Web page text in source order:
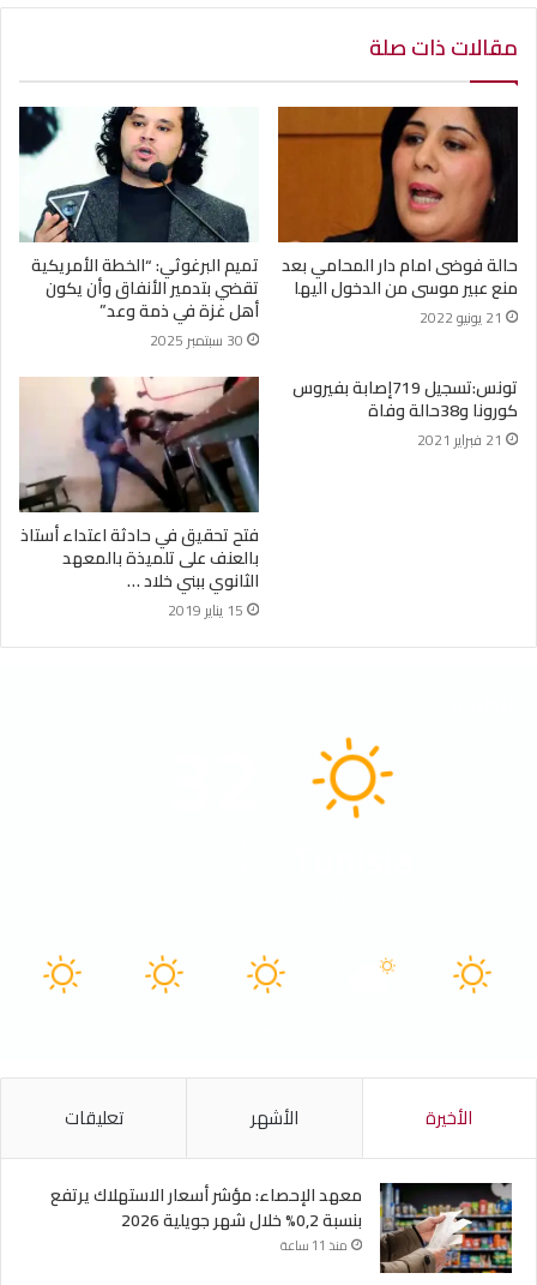
مقالات ذات صلة
حالة فوضى امام دار المحامي بعد
منع عبير موسى من الدخول اليها
21 يونيو 2022
تميم البرغوثي: “الخطة الأمريكية
تقضي بتدمير الأنفاق وأن يكون
أهل غزة في ذمة وعد”
30 سبتمبر 2025
تونس:تسجيل 719إصابة بفيروس
كورونا و38حالة وفاة
21 فبراير 2021
فتح تحقيق في حادثة اعتداء أستاذ
بالعنف على تلميذة بالمعهد
الثانوي ببني خلاد …
15 يناير 2019
الأخيرة الأشهر تعليقات
معهد الإحصاء: مؤشر أسعار الاستهلاك يرتفع
بنسبة 0,2% خلال شهر جويلية 2026
منذ 11 ساعة